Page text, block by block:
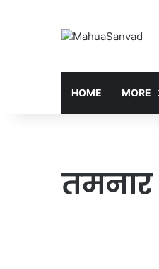
HOME MORE
तमनार